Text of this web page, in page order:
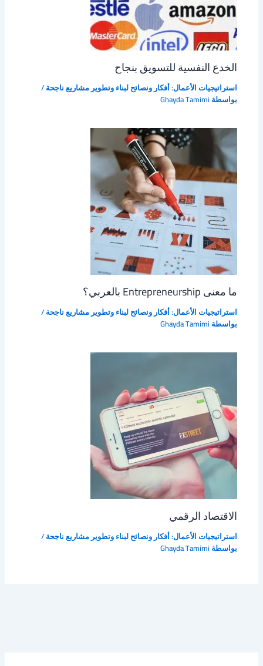
الخدع النفسية للتسويق بنجاح
استراتيجيات الأعمال: أفكار ونصائح لبناء وتطوير مشاريع ناجحة/
بواسطة Ghayda Tamimi
ما معنى Entrepreneurship بالعربي؟
استراتيجيات الأعمال: أفكار ونصائح لبناء وتطوير مشاريع ناجحة/
بواسطة Ghayda Tamimi
الاقتصاد الرقمي
استراتيجيات الأعمال: أفكار ونصائح لبناء وتطوير مشاريع ناجحة/
بواسطة Ghayda Tamimi